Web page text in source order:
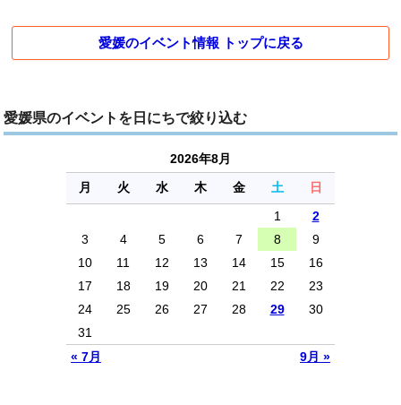
愛媛のイベント情報 トップに戻る
愛媛県のイベントを日にちで絞り込む
2026年8月
月
火 水 木 金 土 日
« 7月 9月 »
1
2
3
4 5 6 7 8
9
10
11 12 13 14 15
16
17
18 19 20 21 22
23
24
25 26 27 28 29
30
31